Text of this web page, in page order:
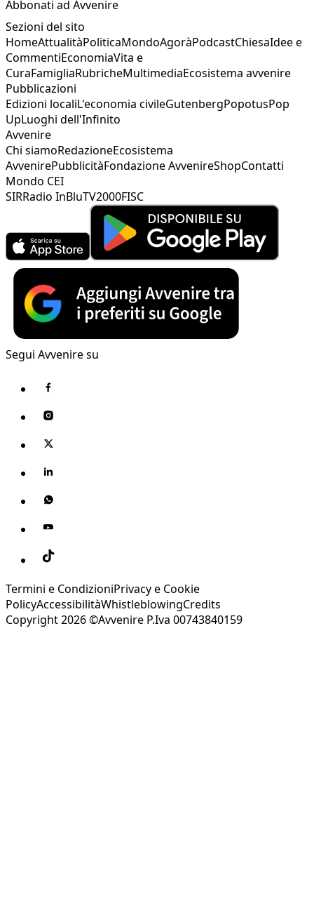
Abbonati ad Avvenire
Sezioni del sito
HomeAttualitàPoliticaMondoAgoràPodcastChiesaIdee e
CommentiEconomiaVita e
CuraFamigliaRubricheMultimediaEcosistema avvenire
Pubblicazioni
Edizioni localiL'economia civileGutenbergPopotusPop
UpLuoghi dell'Infinito
Avvenire
Chi siamoRedazioneEcosistema
AvvenirePubblicitàFondazione AvvenireShopContatti
Mondo CEI
SIRRadio InBluTV2000FISC
Segui Avvenire su
Termini e CondizioniPrivacy e Cookie
PolicyAccessibilitàWhistleblowingCredits
Copyright 2026 ©Avvenire P.Iva 00743840159